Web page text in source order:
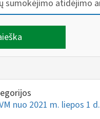
nuo 2021 m. liepos 1 d.